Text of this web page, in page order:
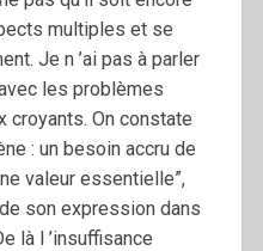
multiples et se
Je n ’ai pas à parler
les problèmes
croyants. On constate
: un besoin accru de
valeur essentielle”,
son expression dans
là l ’insuffisance